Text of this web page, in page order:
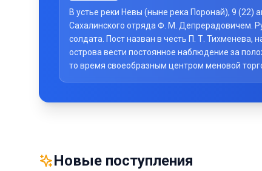
В устье реки Невы (ныне река Поронай), 9 (22)
Сахалинского отряда Ф. М. Депрерадовичем.
солдата. Пост назван в честь П. Т. Тихменева,
острова вести постоянное наблюдение за
то время своеобразным центром меновой
Новые поступления